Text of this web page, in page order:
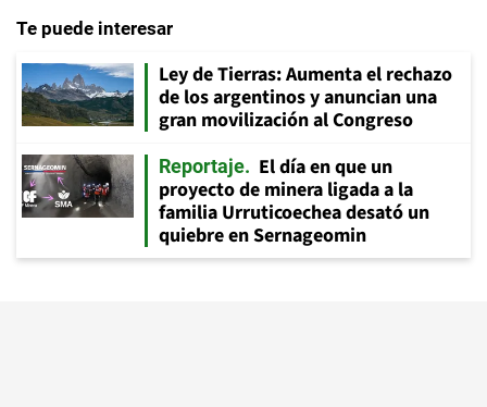
Te puede interesar
Ley de Tierras: Aumenta el rechazo
de los argentinos y anuncian una
gran movilización al Congreso
Reportaje
El día en que un
proyecto de minera ligada a la
familia Urruticoechea desató un
quiebre en Sernageomin